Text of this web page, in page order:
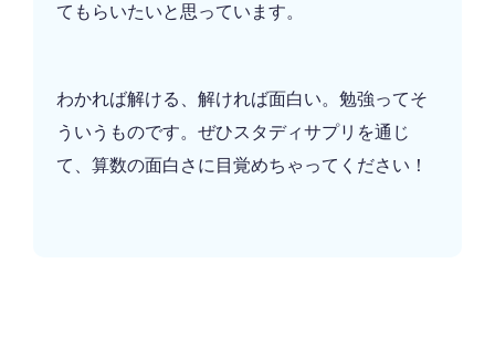
てもらいたいと思っています。
わかれば解ける、解ければ面白い。勉強ってそ
ういうものです。ぜひスタディサプリを通じ
て、算数の面白さに目覚めちゃってください！